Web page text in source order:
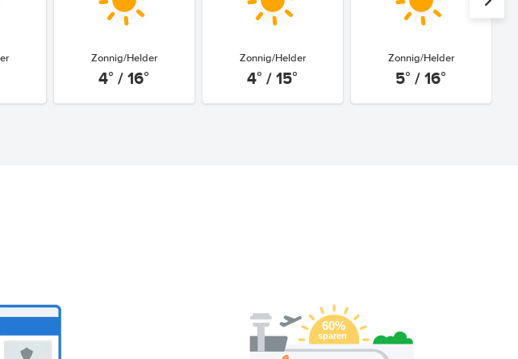
Zonnig/Helder
4° / 16°
Zonnig/Helder
4° / 15°
Zonnig/Helder
5° / 16°